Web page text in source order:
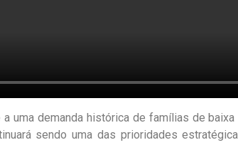
uma demanda histórica de famílias de
sendo uma das prioridades